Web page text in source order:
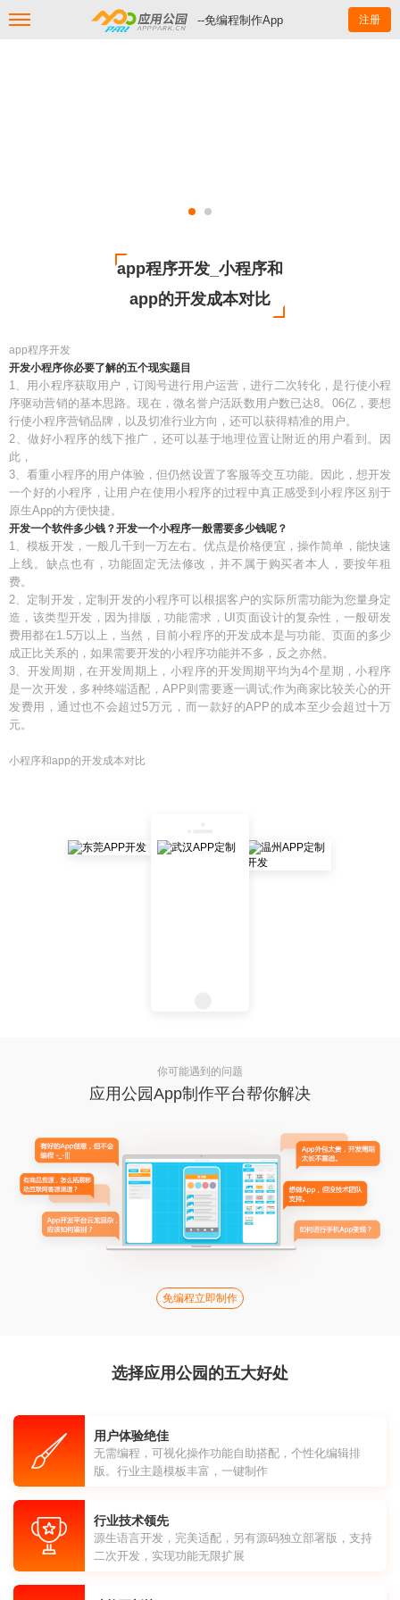
--免编程制作App 注册
app程序开发_小程序和
app的开发成本对比
app程序开发
开发小程序你必要了解的五个现实题目
1、用小程序获取用户，订阅号进行用户运营，进行二次转化，是行使小程
序驱动营销的基本思路。现在，微名誉户活跃数用户数已达8。06亿，要想
行使小程序营销品牌，以及切准行业方向，还可以获得精准的用户。
2、做好小程序的线下推广，还可以基于地理位置让附近的用户看到。因
此，
3、看重小程序的用户体验，但仍然设置了客服等交互功能。因此，想开发
一个好的小程序，让用户在使用小程序的过程中真正感受到小程序区别于
原生App的方便快捷。
开发一个软件多少钱？开发一个小程序一般需要多少钱呢？
1、模板开发，一般几千到一万左右。优点是价格便宜，操作简单，能快速
上线。缺点也有，功能固定无法修改，并不属于购买者本人，要按年租
费。
2、定制开发，定制开发的小程序可以根据客户的实际所需功能为您量身定
造，该类型开发，因为排版，功能需求，UI页面设计的复杂性，一般研发
费用都在1.5万以上，当然，目前小程序的开发成本是与功能、页面的多少
成正比关系的，如果需要开发的小程序功能并不多，反之亦然。
3、开发周期，在开发周期上，小程序的开发周期平均为4个星期，小程序
是一次开发，多种终端适配，APP则需要逐一调试;作为商家比较关心的开
发费用，通过也不会超过5万元，而一款好的APP的成本至少会超过十万
元。
小程序和app的开发成本对比
你可能遇到的问题
应用公园App制作平台帮你解决
免编程立即制作
选择应用公园的五大好处
用户体验绝佳
无需编程，可视化操作功能自助搭配，个性化编辑排
版。行业主题模板丰富，一键制作
行业技术领先
源生语言开发，完美适配，另有源码独立部署版，支持
二次开发，实现功能无限扩展